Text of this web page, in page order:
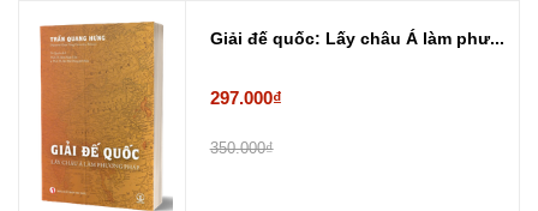
Giải đế quốc: Lấy châu Á làm phư...
297.000₫
350.000₫